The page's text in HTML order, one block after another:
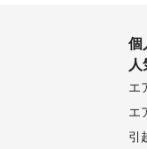
個
人
エ
エ
引